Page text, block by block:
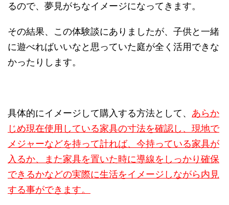
るので、夢見がちなイメージになってきます。
その結果、この体験談にありましたが、子供と一緒
に遊べればいいなと思っていた庭が全く活用できな
かったりします。
具体的にイメージして購入する方法として、 あらか
じめ現在使用している家具の寸法を確認し、現地で
メジャーなどを持って計れば、今持っている家具が
入るか、また家具を置いた時に導線をしっかり確保
できるかなどの実際に生活をイメージしながら内見
する事ができます。